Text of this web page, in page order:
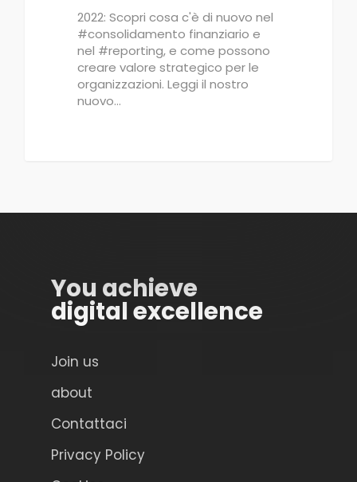
2022: Scopri cosa c'è di nuovo nel
#consolidamento finanziario e
nel #reporting, e come possono
creare valore strategico per le
organizzazioni. Leggi il nostro
nuovo…
You achieve
digital excellence
Join us
about
Contattaci
Privacy Policy